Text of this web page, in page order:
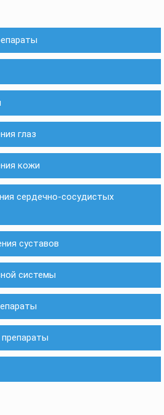
глаз
кожи
сердечно-сосудистых
суставов
системы